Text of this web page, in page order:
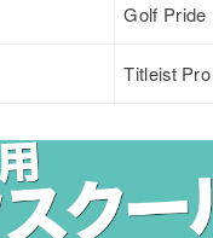
Golf Pride
Titleist